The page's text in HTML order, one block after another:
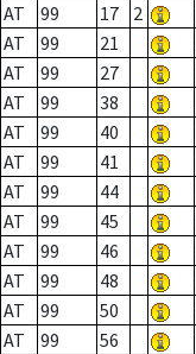
AT
99 17 2
AT
99 21
AT
99 27
AT
99 38
AT
99 40
AT
99 41
AT
99 44
AT
99 45
AT
99 46
AT
99 48
AT
99 50
AT
99 56